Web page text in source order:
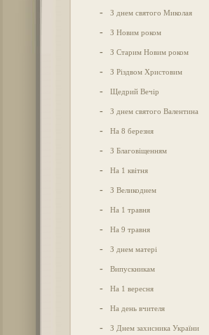
- З днем святого Миколая
- З Новим роком
- З Старим Новим роком
- З Різдвом Христовим
- Щедрий Вечір
- З днем святого Валентина
- На 8 березня
- З Благовіщенням
- На 1 квітня
- З Великоднем
- На 1 травня
- На 9 травня
- З днем матері
- Випускникам
- На 1 вересня
- На день вчителя
- З Днем захисника України